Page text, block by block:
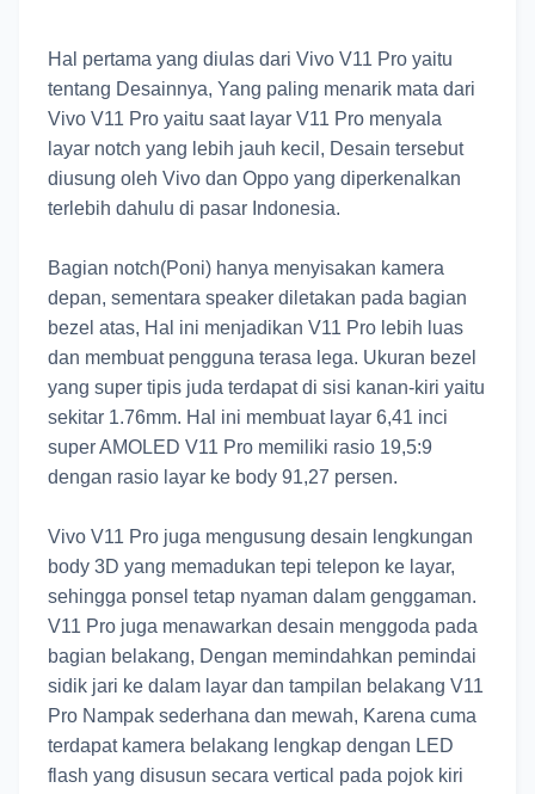
Hal pertama yang diulas dari Vivo V11 Pro yaitu
tentang Desainnya, Yang paling menarik mata dari
Vivo V11 Pro yaitu saat layar V11 Pro menyala
layar notch yang lebih jauh kecil, Desain tersebut
diusung oleh Vivo dan Oppo yang diperkenalkan
terlebih dahulu di pasar Indonesia.
Bagian notch(Poni) hanya menyisakan kamera
depan, sementara speaker diletakan pada bagian
bezel atas, Hal ini menjadikan V11 Pro lebih luas
dan membuat pengguna terasa lega. Ukuran bezel
yang super tipis juda terdapat di sisi kanan-kiri yaitu
sekitar 1.76mm. Hal ini membuat layar 6,41 inci
super AMOLED V11 Pro memiliki rasio 19,5:9
dengan rasio layar ke body 91,27 persen.
Vivo V11 Pro juga mengusung desain lengkungan
body 3D yang memadukan tepi telepon ke layar,
sehingga ponsel tetap nyaman dalam genggaman.
V11 Pro juga menawarkan desain menggoda pada
bagian belakang, Dengan memindahkan pemindai
sidik jari ke dalam layar dan tampilan belakang V11
Pro Nampak sederhana dan mewah, Karena cuma
terdapat kamera belakang lengkap dengan LED
flash yang disusun secara vertical pada pojok kiri